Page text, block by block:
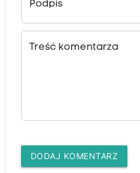
Podpis
Treść komentarza
DODAJ KOMENTARZ